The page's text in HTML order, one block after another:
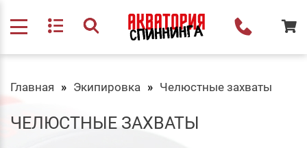
Главная Экипировка Челюстные захваты
ЧЕЛЮСТНЫЕ ЗАХВАТЫ